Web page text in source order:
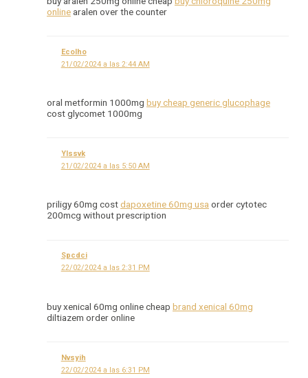
online aralen over the counter
Ecolho
21/02/2024 a las 2:44 AM
oral metformin 1000mg buy cheap generic glucophage
cost glycomet 1000mg
Ylssvk
21/02/2024 a las 5:50 AM
priligy 60mg costdapoxetine 60mg usa order cytotec
200mcg without prescription
Spcdci
22/02/2024 a las 2:31 PM
buy xenical 60mg online cheap brand xenical 60mg
diltiazem order online
Nvsyih
22/02/2024 a las 6:31 PM